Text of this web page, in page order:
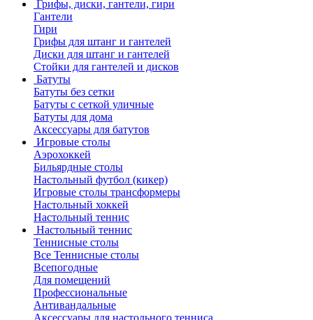
Грифы, диски, гантели, гири
Гантели
Гири
Грифы для штанг и гантелей
Диски для штанг и гантелей
Стойки для гантелей и дисков
Батуты
Батуты без сетки
Батуты с сеткой уличные
Батуты для дома
Аксессуары для батутов
Игровые столы
Аэрохоккей
Бильярдные столы
Настольный футбол (кикер)
Игровые столы трансформеры
Настольный хоккей
Настольный теннис
Настольный теннис
Теннисные столы
Все Теннисные столы
Всепогодные
Для помещений
Профессиональные
Антивандальные
Аксессуары для настольного тенниса